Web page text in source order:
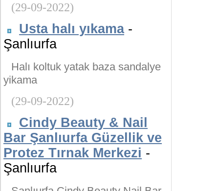
(29-09-2022)
Usta halı yıkama-
Şanlıurfa
Halı koltuk yatak baza sandalye
yikama
(29-09-2022)
Cindy Beauty & Nail
Bar Şanlıurfa Güzellik ve
Protez Tırnak Merkezi -
Şanlıurfa